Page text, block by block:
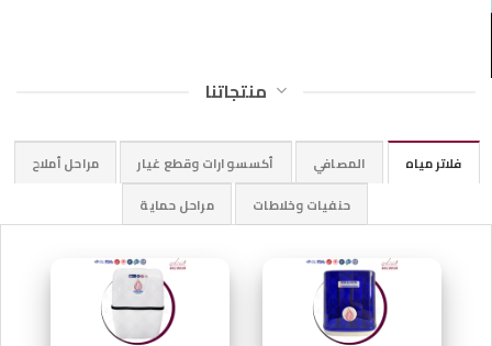
منتجاتنا
فلاتر مياه المصافي أكسسوارات وقطع غيار
مراحل أملاح
حنفيات وخلاطات
مراحل حماية